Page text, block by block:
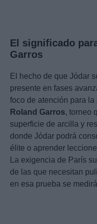
El significado
Garros
El hecho de que Jódar
presente en fases
foco de atención para
Roland Garros, torneo
superficie de arcilla y
donde Jódar podrá
élite o aprender
La exigencia de París
de las que necesitan
en esa prueba se